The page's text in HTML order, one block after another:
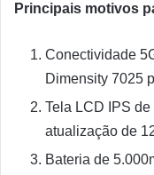
Principais motivos
Conectividade
Dimensity 7025
Tela LCD IPS
atualização de
Bateria de